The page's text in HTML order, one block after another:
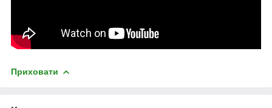
Приховати